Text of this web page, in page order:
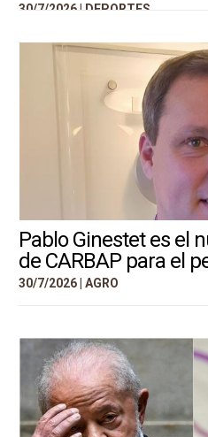
30/7/2026 | DEPORTES
Pablo Ginestet es el
de CARBAP para el
30/7/2026 | AGRO